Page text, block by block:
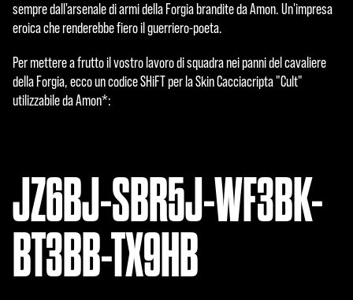
sempre dall'arsenale di armi della Forgia brandite da Amon. Un'impresa
eroica che renderebbe fiero il guerriero-poeta.
Per mettere a frutto il vostro lavoro di squadra nei panni del cavaliere
della Forgia, ecco un codice SHiFT per la Skin Cacciacripta "Cult"
utilizzabile da Amon*:
JZ6BJ-SBR5J-WF3BK-
BT3BB-TX9HB